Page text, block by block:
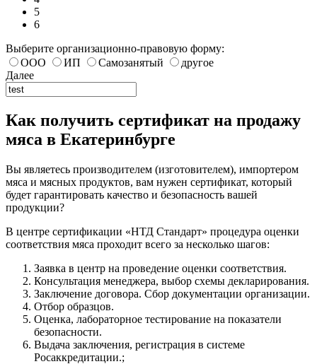
5
6
Выберите организационно-правовую форму:
ООО
ИП Самозанятый
другое
Далее
Как получить сертификат на продажу
мяса в Екатеринбурге
Вы являетесь производителем (изготовителем), импортером
мяса и мясных продуктов, вам нужен сертификат, который
будет гарантировать качество и безопасность вашей
продукции?
В центре сертификации «НТД Стандарт» процедура оценки
соответствия мяса проходит всего за несколько шагов:
Заявка в центр на проведение оценки соответствия.
Консультация менеджера, выбор схемы декларирования.
Заключение договора. Сбор документации организации.
Отбор образцов.
Оценка, лабораторное тестирование на показатели
безопасности.
Выдача заключения, регистрация в системе
Росаккредитации.;